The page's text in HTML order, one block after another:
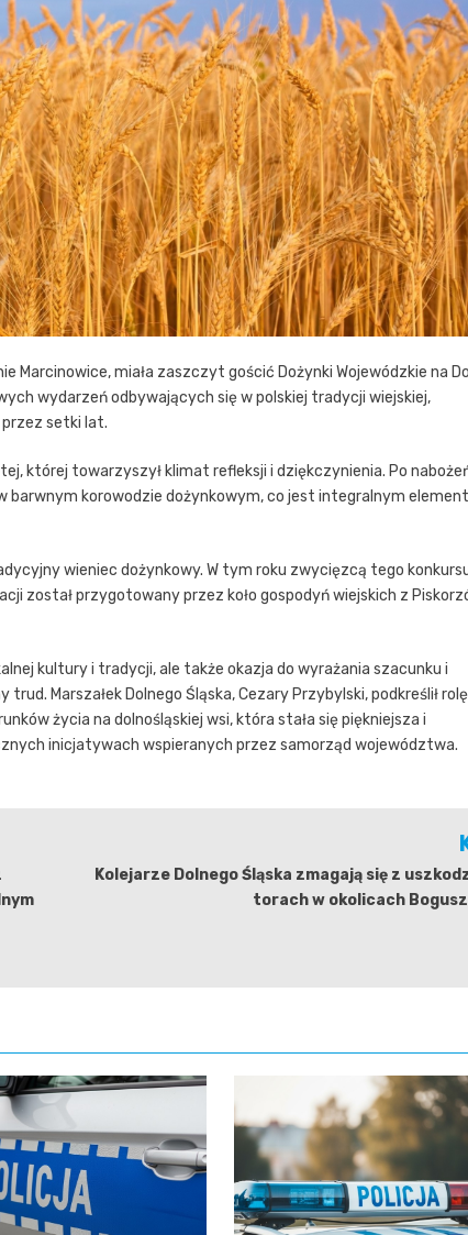
Marcinowice, miała zaszczyt gościć Dożynki Wojewódzkie na
wydarzeń odbywających się w polskiej tradycji wiejskiej,
setki lat.
której towarzyszył klimat refleksji i dziękczynienia. Po
barwnym korowodzie dożynkowym, co jest integralnym
wieniec dożynkowy. W tym roku zwycięzcą tego
został przygotowany przez koło gospodyń wiejskich z
kultury i tradycji, ale także okazja do wyrażania szacunku i
Marszałek Dolnego Śląska, Cezary Przybylski, podkreślił rolę
życia na dolnośląskiej wsi, która stała się piękniejsza i
inicjatywach wspieranych przez samorząd województwa.
Kolejarze Dolnego Śląska zmagają się z
torach w okolicach